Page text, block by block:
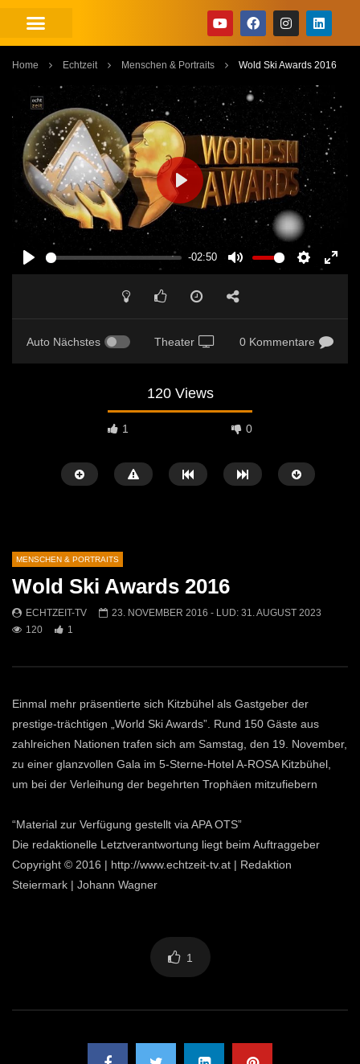
Home Echtzeit Menschen & Portraits Wold Ski Awards 2016
PLAY
-02:50
MUTE SETTINGS
PLAY
Auto Nächstes Theater 0 Kommentare
120 Views
1 0
Korbflechten – Ein uraltes Handwerk
ECHTZEIT-TV
20. MÄRZ 2026
422
2
MENSCHEN & PORTRAITS
Wold Ski Awards 2016
ECHTZEIT-TV 23. NOVEMBER 2016 - LUD: 31. AUGUST 2023
120
1
Einmal mehr präsentierte sich Kitzbühel als Gastgeber der
prestige-trächtigen „World Ski Awards”. Rund 150 Gäste aus
zahlreichen Nationen trafen sich am Samstag, den 19. November,
zu einer glanzvollen Gala im 5-Sterne-Hotel A-ROSA Kitzbühel,
um bei der Verleihung der begehrten Trophäen mitzufiebern
“Material zur Verfügung gestellt via APA OTS”
Die redaktionelle Letztverantwortung liegt beim Auftraggeber
Copyright © 2016 | http://www.echtzeit-tv.at | Redaktion
Steiermark | Johann Wagner
1